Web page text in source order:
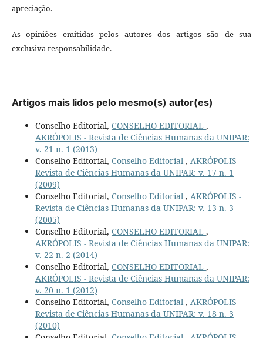
apreciação.
As opiniões emitidas pelos autores dos artigos são de sua
exclusiva responsabilidade.
Artigos mais lidos pelo mesmo(s) autor(es)
Conselho Editorial, CONSELHO EDITORIAL ,
AKRÓPOLIS - Revista de Ciências Humanas da UNIPAR:
v. 21 n. 1 (2013)
Conselho Editorial, Conselho Editorial , AKRÓPOLIS -
Revista de Ciências Humanas da UNIPAR: v. 17 n. 1
(2009)
Conselho Editorial, Conselho Editorial , AKRÓPOLIS -
Revista de Ciências Humanas da UNIPAR: v. 13 n. 3
(2005)
Conselho Editorial, CONSELHO EDITORIAL ,
AKRÓPOLIS - Revista de Ciências Humanas da UNIPAR:
v. 22 n. 2 (2014)
Conselho Editorial, CONSELHO EDITORIAL ,
AKRÓPOLIS - Revista de Ciências Humanas da UNIPAR:
v. 20 n. 1 (2012)
Conselho Editorial, Conselho Editorial , AKRÓPOLIS -
Revista de Ciências Humanas da UNIPAR: v. 18 n. 3
(2010)